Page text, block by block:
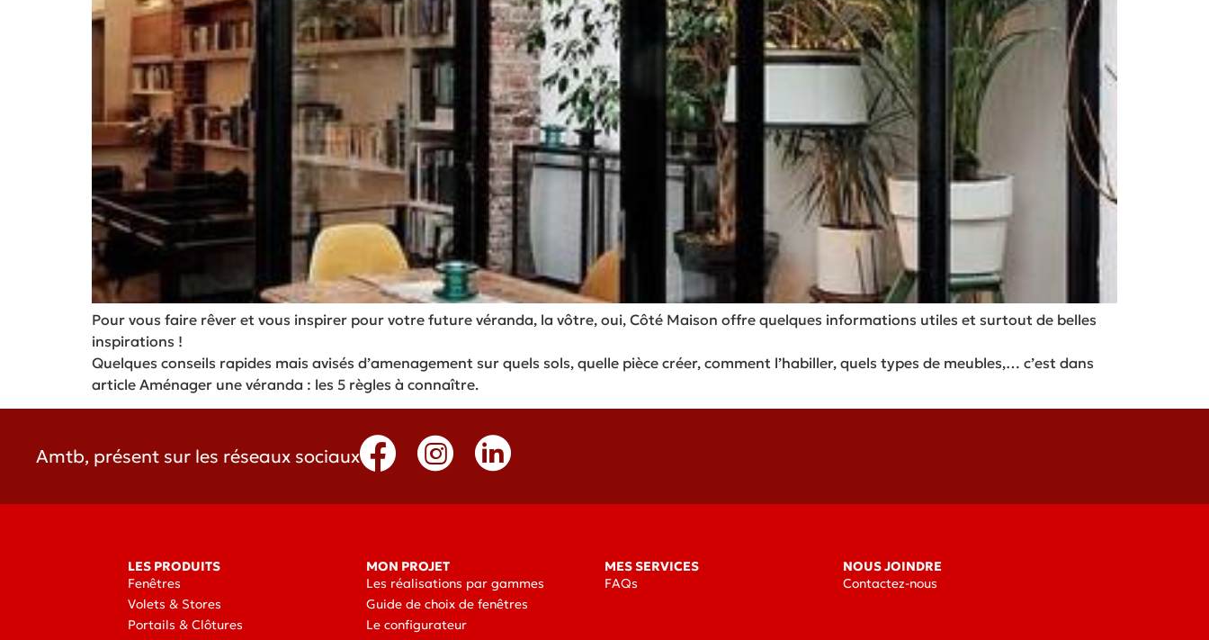
Pour vous faire rêver et vous inspirer pour votre future véranda, la vôtre, oui, Côté Maison offre quelques informations utiles et surtout de belles
inspirations !
Quelques conseils rapides mais avisés d’amenagement sur quels sols, quelle pièce créer, comment l’habiller, quels types de meubles,… c’est dans
article Aménager une véranda : les 5 règles à connaître.
Amtb, présent sur les réseaux sociaux
LES PRODUITS
Fenêtres
Volets & Stores
Portails & Clôtures
MON PROJET
Les réalisations par gammes
Guide de choix de fenêtres
Le configurateur
MES SERVICES
FAQs
NOUS JOINDRE
Contactez-nous